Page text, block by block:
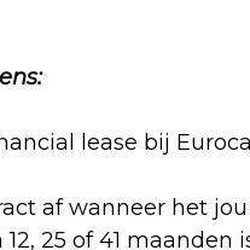
lease bij
af wanneer het
25 of 41 maanden